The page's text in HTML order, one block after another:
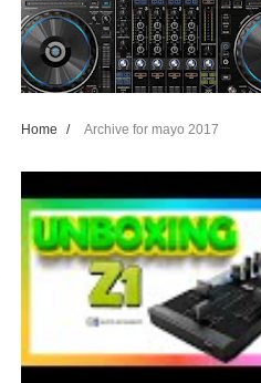
Home / Archive for mayo 2017